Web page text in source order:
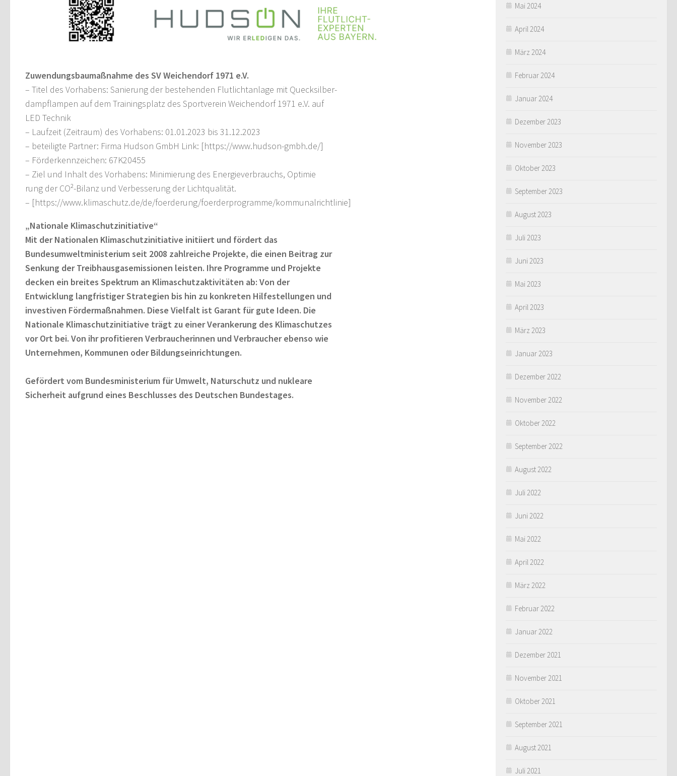
Zuwendungsbaumaßnahme des SV Weichendorf 1971 e.V.
– Titel des Vorhabens: Sanierung der bestehenden Flutlichtanlage mit Quecksilber-
dampflampen auf dem Trainingsplatz des Sportverein Weichendorf 1971 e.V. auf
LED Technik
– Laufzeit (Zeitraum) des Vorhabens: 01.01.2023 bis 31.12.2023
– beteiligte Partner: Firma Hudson GmbH Link: [https://www.hudson-gmbh.de/]
– Förderkennzeichen: 67K20455
– Ziel und Inhalt des Vorhabens: Minimierung des Energieverbrauchs, Optimie
rung der CO²-Bilanz und Verbesserung der Lichtqualität.
– [https://www.klimaschutz.de/de/foerderung/foerderprogramme/kommunalrichtlinie]
„Nationale Klimaschutzinitiative“
Mit der Nationalen Klimaschutzinitiative initiiert und fördert das
Bundesumweltministerium seit 2008 zahlreiche Projekte, die einen Beitrag zur
Senkung der Treibhausgasemissionen leisten. Ihre Programme und Projekte
decken ein breites Spektrum an Klimaschutzaktivitäten ab: Von der
Entwicklung langfristiger Strategien bis hin zu konkreten Hilfestellungen und
investiven Fördermaßnahmen. Diese Vielfalt ist Garant für gute Ideen. Die
Nationale Klimaschutzinitiative trägt zu einer Verankerung des Klimaschutzes
vor Ort bei. Von ihr profitieren Verbraucherinnen und Verbraucher ebenso wie
Unternehmen, Kommunen oder Bildungseinrichtungen.
Gefördert vom Bundesministerium für Umwelt, Naturschutz und nukleare
Sicherheit aufgrund eines Beschlusses des Deutschen Bundestages.
Mai 2024
April 2024
März 2024
Februar 2024
Januar 2024
Dezember 2023
November 2023
Oktober 2023
September 2023
August 2023
Juli 2023
Juni 2023
Mai 2023
April 2023
März 2023
Januar 2023
Dezember 2022
November 2022
Oktober 2022
September 2022
August 2022
Juli 2022
Juni 2022
Mai 2022
April 2022
März 2022
Februar 2022
Januar 2022
Dezember 2021
November 2021
Oktober 2021
September 2021
August 2021
Juli 2021